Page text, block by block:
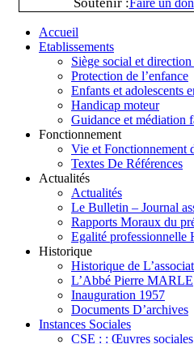
Faire un don
Accueil
Etablissements
Siège social et direction
Protection de l’enfance
Enfants et adolescents
Handicap moteur
Guidance et médiation
Fonctionnement
Vie et Fonctionnement
Textes De Références
Actualités
Actualités
Le Bulletin – Journal
Rapports Moraux du
Egalité professionnelle
Historique
Historique de
L’Abbé Pierre MARLE
Inauguration 1957
Documents D’archives
Instances Sociales
CSE : : Œuvres sociales